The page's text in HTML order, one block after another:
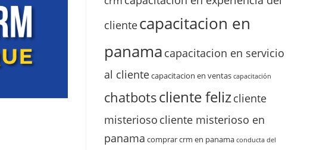
clientecapacitacion en
panama capacitacion en servicio
al clientecapacitacion en ventas capacitación
chatbotscliente felizcliente
misterioso cliente misterioso en
panama comprar crm en panama conducta del